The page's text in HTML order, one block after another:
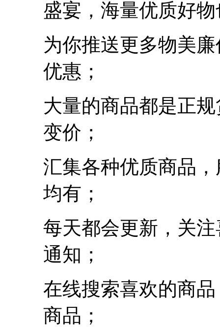
盛宴，海量优质好
为你推送更多物美
优惠；
大量的商品都是正
变价；
汇集各种优质商品
均有；
每天都会更新，关
通知；
在线搜索喜欢的商
商品；